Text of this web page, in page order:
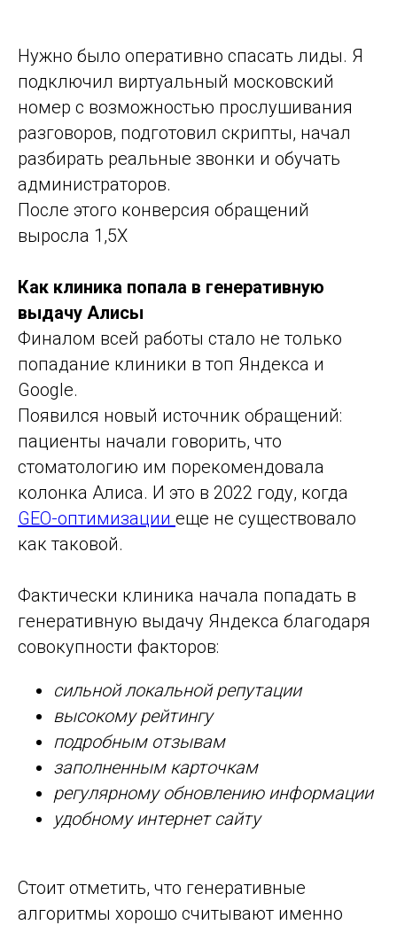
Нужно было оперативно спасать лиды. Я
подключил виртуальный московский
номер с возможностью прослушивания
разговоров, подготовил скрипты, начал
разбирать реальные звонки и обучать
администраторов.
После этого конверсия обращений
выросла 1,5Х
Как клиника попала в генеративную
выдачу Алисы
Финалом всей работы стало не только
попадание клиники в топ Яндекса и
Google.
Появился новый источник обращений:
пациенты начали говорить, что
стоматологию им порекомендовала
колонка Алиса. И это в 2022 году, когда
GEO-оптимизации еще не существовало
как таковой.
Фактически клиника начала попадать в
генеративную выдачу Яндекса благодаря
совокупности факторов:
сильной локальной репутации
высокому рейтингу
подробным отзывам
заполненным карточкам
регулярному обновлению информации
удобному интернет сайту
Стоит отметить, что генеративные
алгоритмы хорошо считывают именно